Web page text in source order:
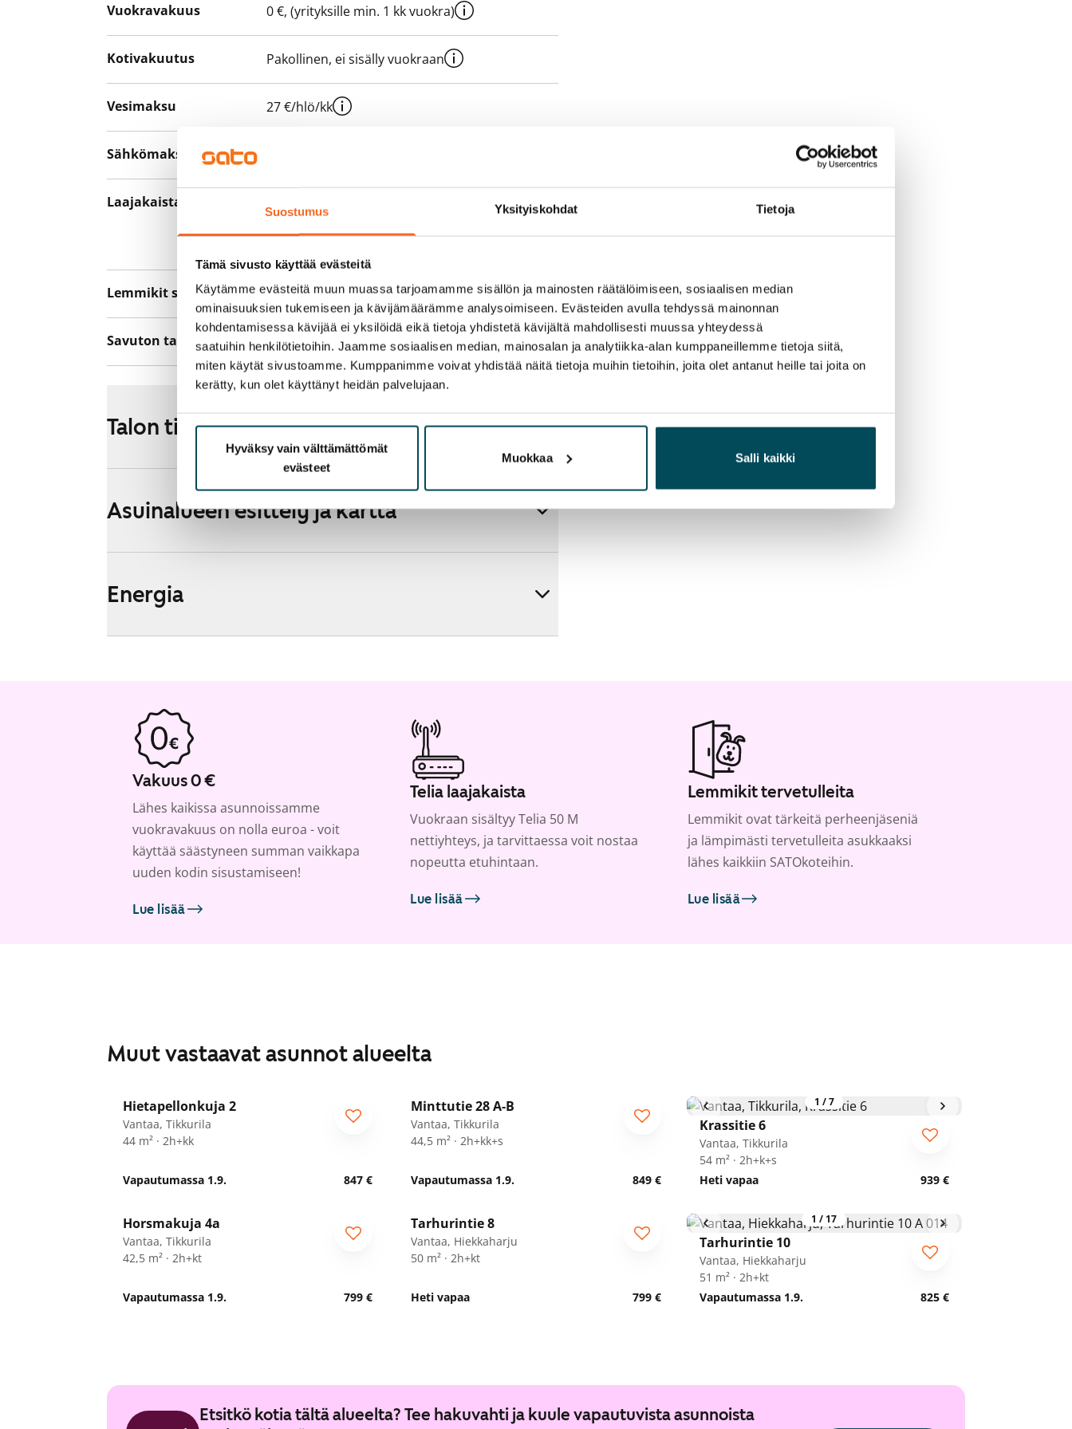
Suostumus Yksityiskohdat Tietoja
Tämä sivusto käyttää evästeitä
Käytämme evästeitä muun muassa tarjoamamme sisällön ja mainosten räätälöimiseen, sosiaalisen median
ominaisuuksien tukemiseen ja kävijämäärämme analysoimiseen. Evästeiden avulla tehdyssä mainonnan
kohdentamisessa kävijää ei yksilöidä eikä tietoja yhdistetä kävijältä mahdollisesti muussa yhteydessä
saatuihin henkilötietoihin. Jaamme sosiaalisen median, mainosalan ja analytiikka-alan kumppaneillemme tietoja siitä,
miten käytät sivustoamme. Kumppanimme voivat yhdistää näitä tietoja muihin tietoihin, joita olet antanut heille tai joita on
kerätty, kun olet käyttänyt heidän palvelujaan.
Hyväksy vain välttämättömät
evästeet
Muokkaa Salli kaikki
Vuokravakuus 0 €, (yrityksille min. 1 kk vuokra)
Kotivakuutus Pakollinen, ei sisälly vuokraan
Vesimaksu 27 €/hlö/kk
Sähkömaksu
Laajakaista
Vuokraan sisältyy 50 M laajakaistaliittymä. Voit
Lemmikit sallittu Kyllä
Savuton talo Ei
Talon tiedot
Asuinalueen esittely ja kartta
Energia
Vakuus 0 €
Lähes kaikissa asunnoissamme
vuokravakuus on nolla euroa - voit
käyttää säästyneen summan vaikkapa
uuden kodin sisustamiseen!
Lue lisää
Telia laajakaista
Vuokraan sisältyy Telia 50 M
nettiyhteys, ja tarvittaessa voit nostaa
nopeutta etuhintaan.
Lue lisää
Lemmikit tervetulleita
Lemmikit ovat tärkeitä perheenjäseniä
ja lämpimästi tervetulleita asukkaaksi
lähes kaikkiin SATOkoteihin.
Lue lisää
Muut vastaavat asunnot alueelta
ARA
Hietapellonkuja 2
Vantaa, Tikkurila
44 m² · 2h+kk
Vapautumassa 1.9. 847 €
Minttutie 28 A-B
Vantaa, Tikkurila
44,5 m² · 2h+kk+s
Vapautumassa 1.9. 849 €
1 /7
Krassitie 6
Vantaa, Tikkurila
54 m² · 2h+k+s
Heti vapaa
939 €
Horsmakuja 4a
Vantaa, Tikkurila
42,5 m² · 2h+kt
Vapautumassa 1.9. 799 €
Tarhurintie 8
Vantaa, Hiekkaharju
50 m² · 2h+kt
Heti vapaa 799 €
1 / 17
Tarhurintie 10
Vantaa, Hiekkaharju
51 m² · 2h+kt
Vapautumassa 1.9.
825 €
Etsitkö kotia tältä alueelta? Tee hakuvahti ja kuule vapautuvista asunnoista